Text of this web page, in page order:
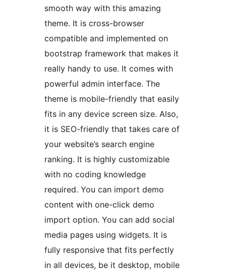
smooth way with this amazing
theme. It is cross-browser
compatible and implemented on
bootstrap framework that makes it
really handy to use. It comes with
powerful admin interface. The
theme is mobile-friendly that easily
fits in any device screen size. Also,
it is SEO-friendly that takes care of
your website’s search engine
ranking. It is highly customizable
with no coding knowledge
required. You can import demo
content with one-click demo
import option. You can add social
media pages using widgets. It is
fully responsive that fits perfectly
in all devices, be it desktop, mobile